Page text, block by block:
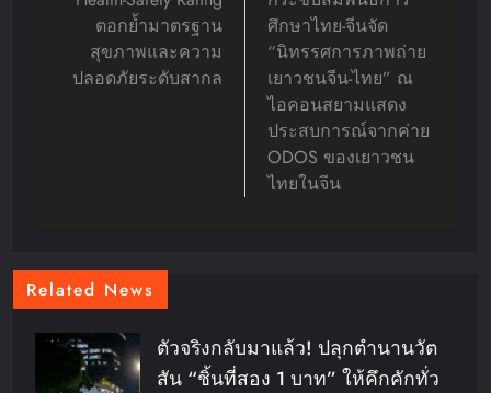
ตอกย้ำมาตรฐาน
สุขภาพและความ
ปลอดภัยระดับสากล
ศึกษาไทย-จีนจัด
“นิทรรศการภาพถ่าย
เยาวชนจีน-ไทย” ณ
ไอคอนสยามแสดง
ประสบการณ์จากค่าย
ODOS ของเยาวชน
ไทยในจีน
Related News
ตัวจริงกลับมาแล้ว! ปลุกตำนานวัต
สัน “ชิ้นที่สอง 1 บาท” ให้คึกคักทั่ว